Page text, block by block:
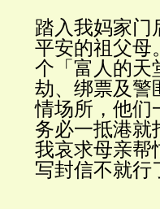
踏入我妈家门
平安的祖父母
个「富人的天
劫、绑票及警
情场所，他们
务必一抵港就
我哀求母亲帮
写封信不就行